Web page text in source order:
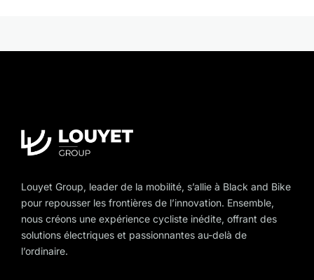
options
the
Louyet Group, leader de la mobilité, s’allie à Black and Bike
pour repousser les frontières de l’innovation. Ensemble,
nous créons une expérience cycliste inédite, offrant des
solutions électriques et passionnantes au-delà de
l’ordinaire.